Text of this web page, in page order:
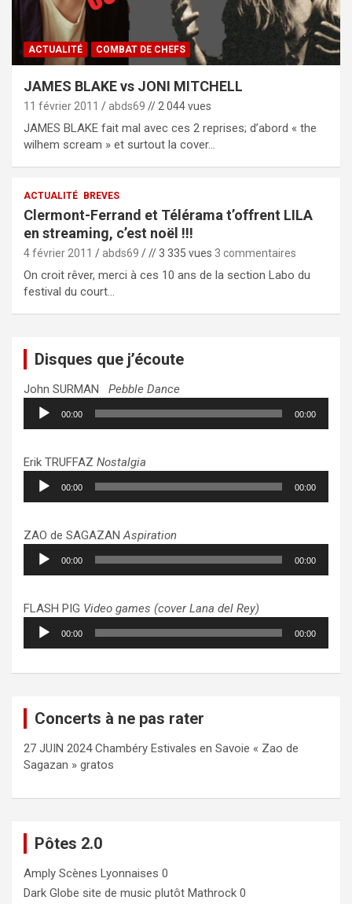
ACTUALITÉ COMBAT DE CHEFS
JAMES BLAKE vs JONI MITCHELL
11 février 2011 abds69 // 2 044 vues
JAMES BLAKE fait mal avec ces 2 reprises; d’abord « the
wilhem scream » et surtout la cover…
ACTUALITÉ BREVES
Clermont-Ferrand et Télérama t’offrent LILA
en streaming, c’est noël !!!
4 février 2011 abds69 // 3 335 vues 3 commentaires
On croit rêver, merci à ces 10 ans de la section Labo du
festival du court…
Disques que j’écoute
John SURMAN Pebble Dance
Lecteur
audio
00:00 00:00
Erik TRUFFAZ Nostalgia
Lecteur
audio
00:00 00:00
ZAO de SAGAZAN Aspiration
Lecteur
audio
00:00 00:00
FLASH PIG Video games (cover Lana del Rey)
Lecteur
audio
00:00 00:00
Concerts à ne pas rater
27 JUIN 2024 Chambéry Estivales en Savoie « Zao de
Sagazan » gratos
Pôtes 2.0
Amply Scènes Lyonnaises 0
Dark Globe site de music plutôt Mathrock 0